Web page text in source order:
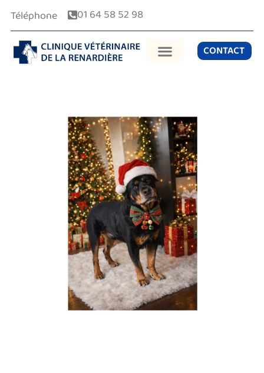
Téléphone 01 64 58 52 98
CONTACT